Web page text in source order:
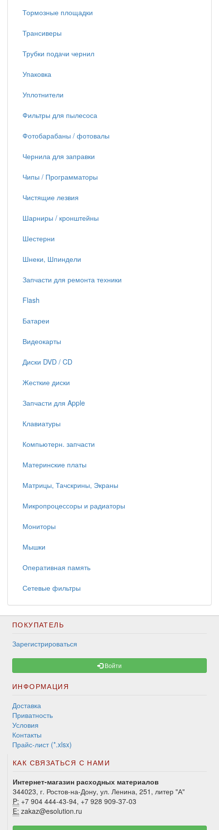
Тормозные площадки
Трансиверы
Трубки подачи чернил
Упаковка
Уплотнители
Фильтры для пылесоса
Фотобарабаны / фотовалы
Чернила для заправки
Чипы / Программаторы
Чистящие лезвия
Шарниры / кронштейны
Шестерни
Шнеки, Шпиндели
Запчасти для ремонта техники
Flash
Батареи
Видеокарты
Диски DVD / CD
Жесткие диски
Запчасти для Apple
Клавиатуры
Компьютерн. запчасти
Материнские платы
Матрицы, Тачскрины, Экраны
Микропроцессоры и радиаторы
Мониторы
Мышки
Оперативная память
Сетевые фильтры
ПОКУПАТЕЛЬ
Зарегистрироваться
Войти
ИНФОРМАЦИЯ
Доставка
Приватность
Условия
Контакты
Прайс-лист (*.xlsx)
КАК СВЯЗАТЬСЯ С НАМИ
Интернет-магазин расходных материалов
344023, г. Ростов-на-Дону, ул. Ленина, 251, литер "А"
P: +7 904 444-43-94, +7 928 909-37-03
E: zakaz@esolution.ru